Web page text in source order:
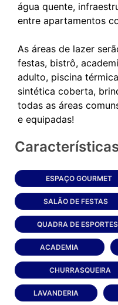
água quente,
entre apartamentos
As áreas de lazer
festas, bistrô,
adulto, piscina
sintética coberta,
todas as áreas
Características
ESPAÇO GOURMET
SALÃO DE FESTAS
QUADRA DE ESPORTES
ACADEMIA
CHURRASQUEIRA
LAVANDERIA